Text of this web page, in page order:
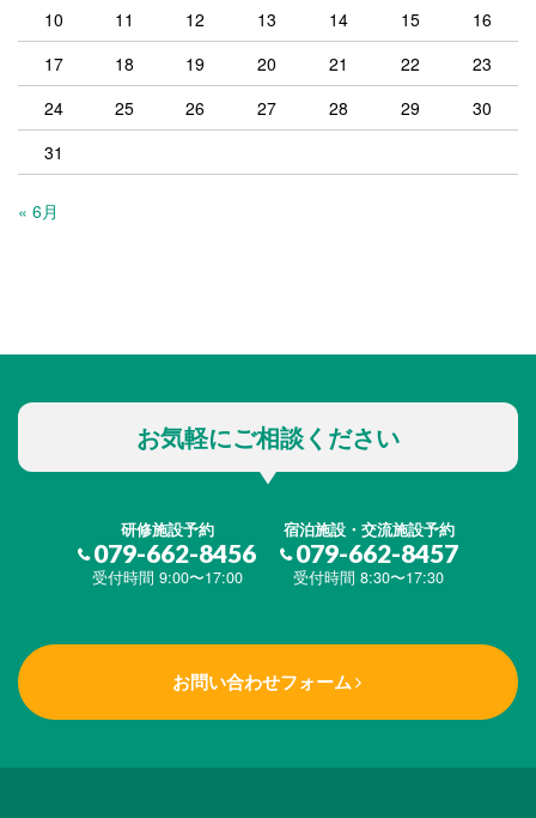
10
11 12 13 14 15
16
17
18 19 20 21 22
23
24
25 26 27 28 29
30
31
« 6月
お気軽にご相談ください
研修施設予約
079-662-8456
受付時間 9:00〜17:00
宿泊施設・交流施設予約
079-662-8457
受付時間 8:30〜17:30
お問い合わせフォーム